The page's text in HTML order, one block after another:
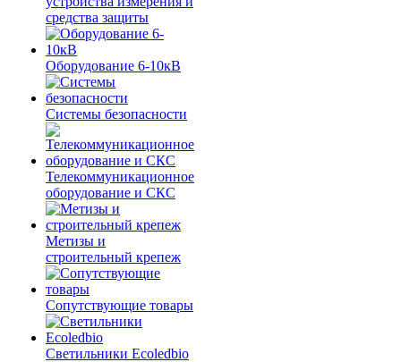
средства защиты
Оборудование 6-10кВ
Системы безопасности
Телекоммуникационное
оборудование и СКС
Метизы и
строительный крепеж
Сопутствующие товары
Светильники Ecoledbio